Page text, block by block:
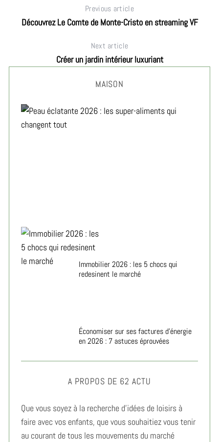
Previous article
Découvrez Le Comte de Monte-Cristo en streaming VF
Next article
Créer un jardin intérieur luxuriant
MAISON
Immobilier 2026 : les 5 chocs qui
redesinent le marché
Économiser sur ses factures d’énergie
en 2026 : 7 astuces éprouvées
A PROPOS DE 62 ACTU
Que vous soyez à la recherche d’idées de loisirs à
faire avec vos enfants, que vous souhaitiez vous tenir
au courant de tous les mouvements du marché